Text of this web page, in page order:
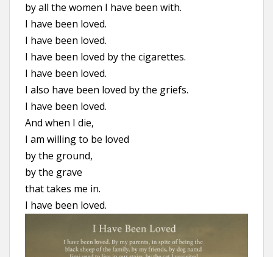
by all the women I have been with.
I have been loved.
I have been loved.
I have been loved by the cigarettes.
I have been loved.
I also have been loved by the griefs.
I have been loved.
And when I die,
I am willing to be loved
by the ground,
by the grave
that takes me in.
I have been loved.